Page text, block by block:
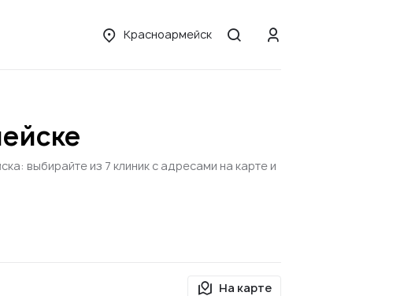
Красноармейск
выбирайте из 7 клиник с адресами на карте и
На карте